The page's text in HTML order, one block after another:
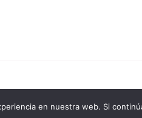
en nuestra web. Si